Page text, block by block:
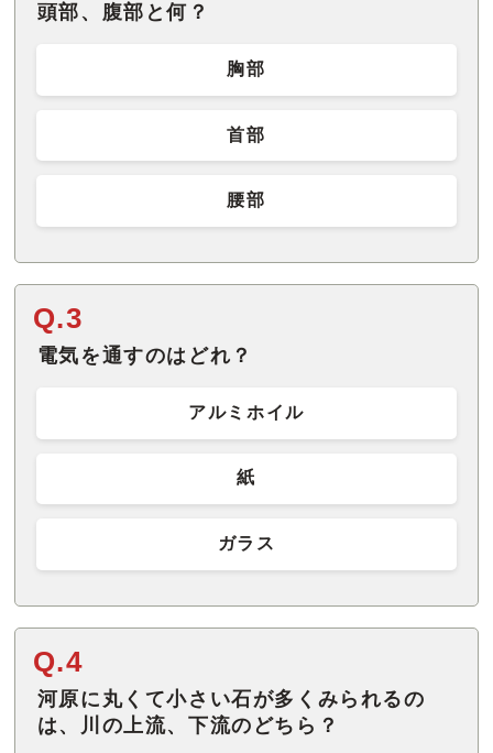
頭部、腹部と何？
胸部
首部
腰部
Q.3
電気を通すのはどれ？
アルミホイル
紙
ガラス
Q.4
河原に丸くて小さい石が多くみられるの
は、川の上流、下流のどちら？